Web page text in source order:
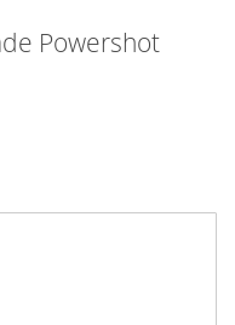
Powershot